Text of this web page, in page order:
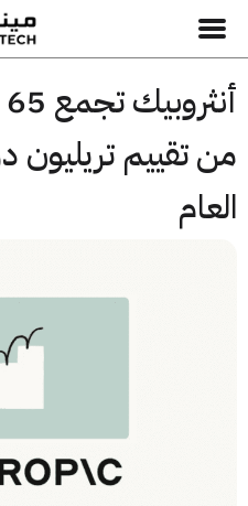
تريليون